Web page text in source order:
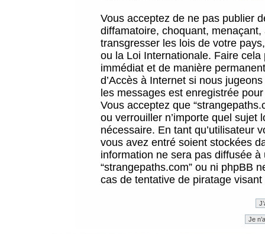
Vous acceptez de ne pas publier
diffamatoire, choquant,
transgresser les lois de votre
ou la Loi Internationale. Faire
immédiat et de manière
d’Accès à Internet si nous
les messages est enregistrée
Vous acceptez que
ou verrouiller n’importe quel sujet
nécessaire. En tant qu’utilisateur
vous avez entré soient stockées
information ne sera pas diffusée
“strangepaths.com” ou ni phpBB
cas de tentative de piratage